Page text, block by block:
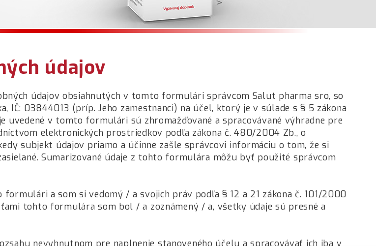
údajov
údajov obsiahnutých v tomto formulári správcom Salut pharma sro, so
IČ: 03844013 (príp. Jeho zamestnanci) na účel, ktorý je v súlade s § 5 zákona
uvedené v tomto formulári sú zhromažďované a spracovávané výhradne pre
elektronických prostriedkov podľa zákona č. 480/2004 Zb., o
subjekt údajov priamo a účinne zašle správcovi informáciu o tom, že si
Sumarizované údaje z tohto formulára môžu byť použité správcom
a som si vedomý / a svojich práv podľa § 12 a 21 zákona č. 101/2000
tohto formulára som bol / a zoznámený / a, všetky údaje sú presné a
nevyhnutnom pre naplnenie stanoveného účelu a spracovávať ich iba v